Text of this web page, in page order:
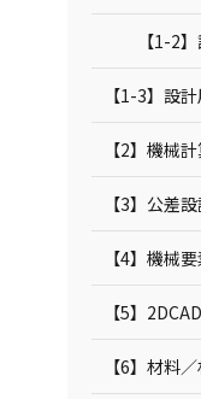
【1-2】
【1-3】設
【2】機械
【3】公差
【4】機械
【5】
【6】材料